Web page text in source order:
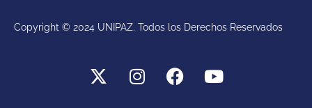
Copyright © 2024 UNIPAZ. Todos los Derechos Reservados